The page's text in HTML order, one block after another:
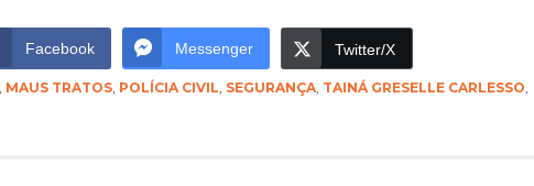
Facebook Messenger Twitter/X
MAUS TRATOS, POLÍCIA CIVIL SEGURANÇA, TAINÁ GRESELLE CARLESSO